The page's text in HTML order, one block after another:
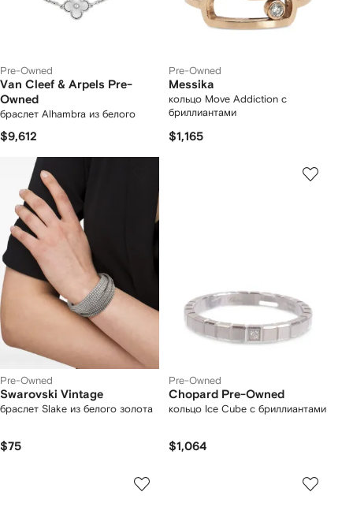
Pre-Owned
Van Cleef & Arpels Pre-
Owned
браслет Alhambra из белого
$9,612
Pre-Owned
Messika
кольцо Move Addiction с
бриллиантами
$1,165
Pre-Owned
Swarovski Vintage
браслет Slake из белого золота
$75
Pre-Owned
Chopard Pre-Owned
кольцо Ice Cube с бриллиантами
$1,064